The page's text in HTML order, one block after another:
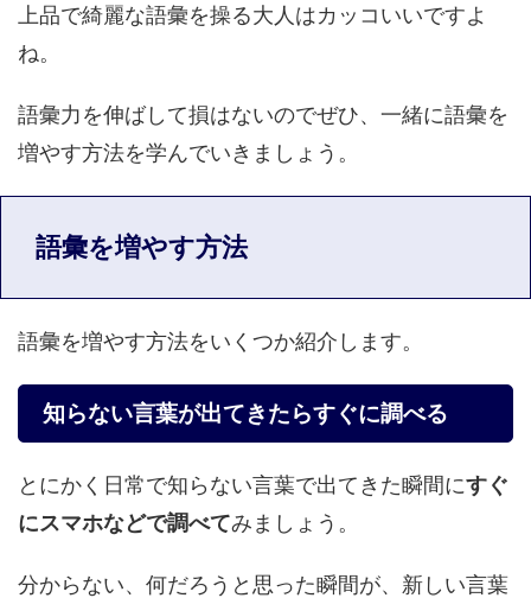
上品で綺麗な語彙を操る大人はカッコいいですよ
ね。
語彙力を伸ばして損はないのでぜひ、一緒に語彙を
増やす方法を学んでいきましょう。
語彙を増やす方法
語彙を増やす方法をいくつか紹介します。
知らない言葉が出てきたらすぐに調べる
とにかく日常で知らない言葉で出てきた瞬間にすぐ
にスマホなどで調べてみましょう。
分からない、何だろうと思った瞬間が、新しい言葉